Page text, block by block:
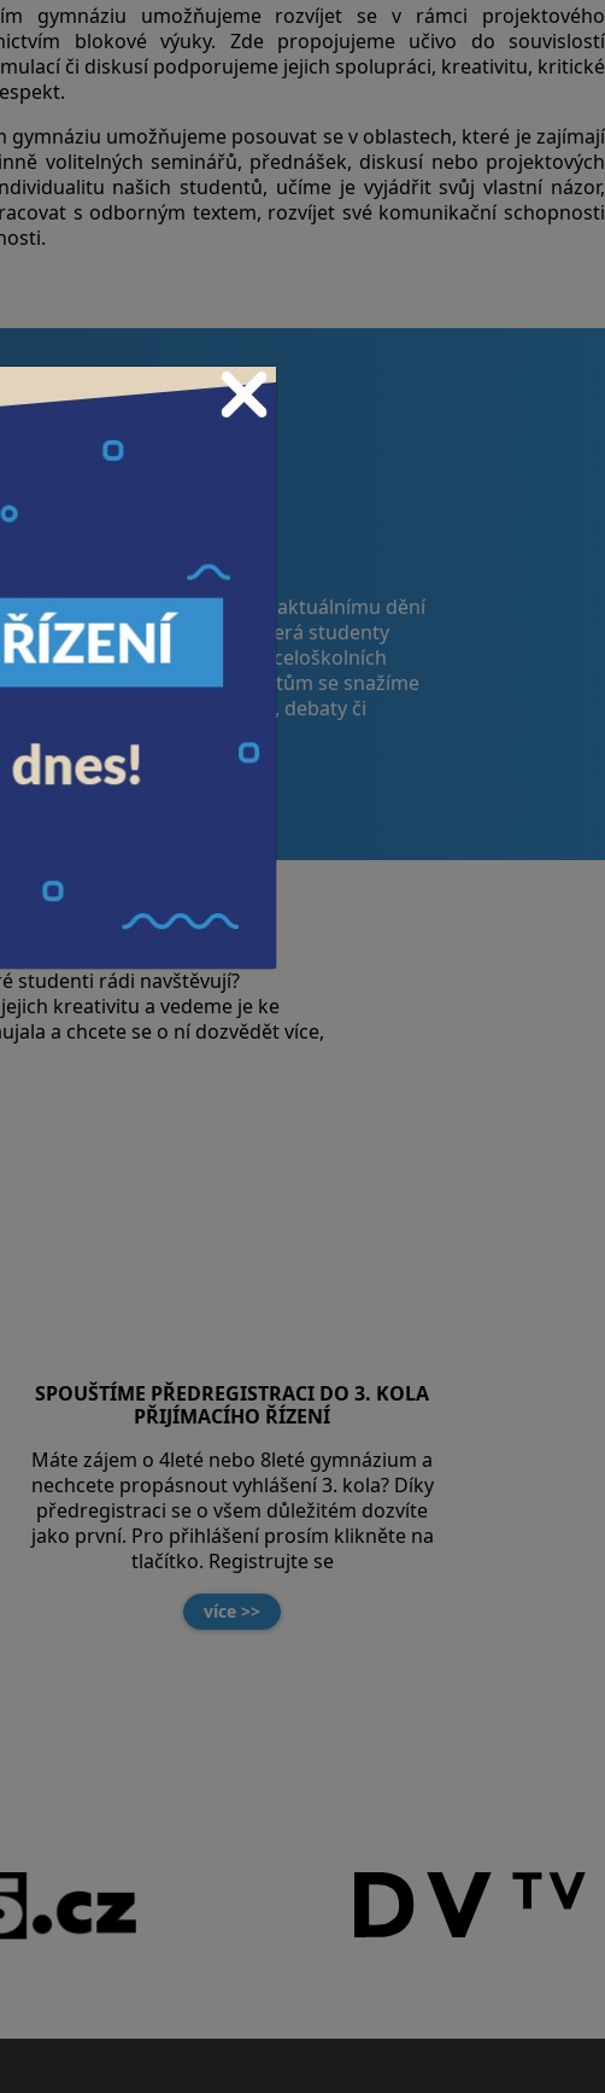
gymnáziu umožňujeme rozvíjet se v rámci projektového
blokové výuky. Zde propojujeme učivo do souvislostí
či diskusí podporujeme jejich spolupráci, kreativitu, kritické
gymnáziu umožňujeme posouvat se v oblastech, které je zajímají
volitelných seminářů, přednášek, diskusí nebo projektových
našich studentů, učíme je vyjádřit svůj vlastní názor,
s odborným textem, rozvíjet své komunikační schopnosti
AKTUÁLNÍ TÉMATA
V rámci výuky se věnujeme aktuálnímu dění
doma i ve světě. Témata, která studenty
osloví, často prostupují do celoškolních
projektů. K aktuálním tématům se snažíme
žákům zajistit také exkurze, debaty či
studenti rádi navštěvují?
kreativitu a vedeme je ke
a chcete se o ní dozvědět více,
SPOUŠTÍME PŘEDREGISTRACI DO 3. KOLA
PŘIJÍMACÍHO ŘÍZENÍ
Máte zájem o 4leté nebo 8leté gymnázium a
nechcete propásnout vyhlášení 3. kola? Díky
předregistraci se o všem důležitém dozvíte
jako první. Pro přihlášení prosím klikněte na
tlačítko. Registrujte se
více >>